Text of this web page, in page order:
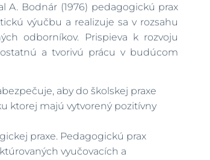
Bodnár (1976) pedagogickú prax
výučbu a realizuje sa v rozsahu
odborníkov. Prispieva k rozvoju
a tvorivú prácu v budúcom
aby do školskej praxe
ktorej majú vytvorený pozitívny
praxe. Pedagogickú prax
vyučovacích a